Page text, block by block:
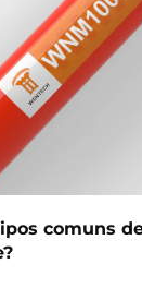
comuns